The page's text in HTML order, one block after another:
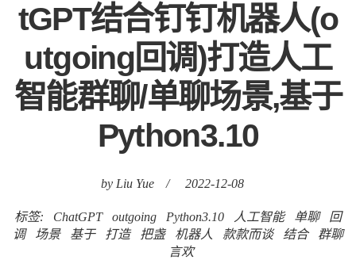
tGPT结合钉钉机器人(o
utgoing回调)打造人工
智能群聊/单聊场景,基于
Python3.10
by Liu Yue / 2022-12-08
标签: ChatGPT outgoing Python3.10 人工智能 单聊
回
调
场景 基于 打造 把盏 机器人 款款而谈 结合
群聊
言欢